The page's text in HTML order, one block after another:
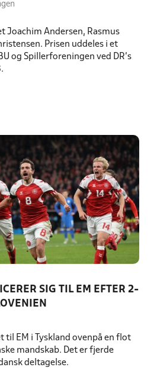
Joachim Andersen, Rasmus
Prisen uddeles i et
og Spillerforeningen ved DR’s
SIG TIL EM EFTER 2-
til EM i Tyskland ovenpå en flot
mandskab. Det er fjerde
deltagelse.